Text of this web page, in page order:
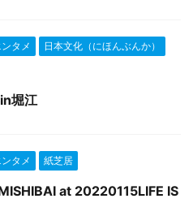
タメ
日本文化（にほんぶんか）
堀江
タメ 紙芝居
at 20220115LIFE IS